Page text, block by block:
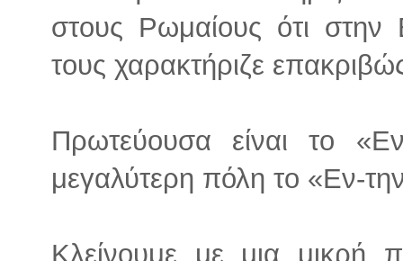
στους Ρωμαίους ότι
τους χαρακτήριζε
Πρωτεύουσα είναι το
μεγαλύτερη πόλη το «Εν-
Κλείνουμε με μια μικρή